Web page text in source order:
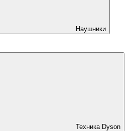
Наушники
Техника Dyson